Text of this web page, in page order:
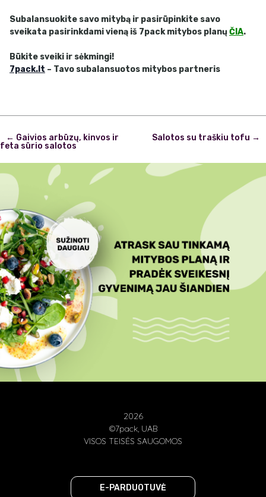
Subalansuokite savo mitybą ir pasirūpinkite savo
sveikata pasirinkdami vieną iš 7pack mitybos planųČIA.
Būkite sveiki ir sėkmingi!
7pack.lt – Tavo subalansuotos mitybos partneris
Post
navigation
Salotos su traškiu tofu →
← Gaivios arbūzų, kinvos ir
feta sūrio salotos
2026
©7pack, UAB
VISOS TEISĖS SAUGOMOS
E-PARDUOTUVĖ